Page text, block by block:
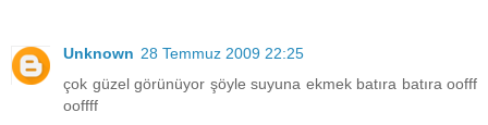
Unknown 28 Temmuz 2009 22:25
çok güzel görünüyor şöyle suyuna ekmek batıra batıra oofff
ooffff